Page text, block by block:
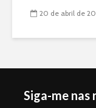
20 de abril de
Siga-me nas